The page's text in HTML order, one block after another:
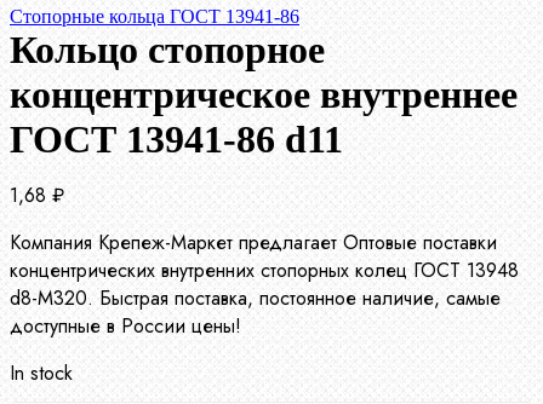
Стопорные кольца ГОСТ 13941-86
Кольцо стопорное
концентрическое внутреннее
ГОСТ 13941-86 d11
1,68 ₽
Компания Крепеж-Маркет предлагает Оптовые поставки
концентрических внутренних стопорных колец ГОСТ 13948
d8-М320. Быстрая поставка, постоянное наличие, самые
доступные в России цены!
In stock